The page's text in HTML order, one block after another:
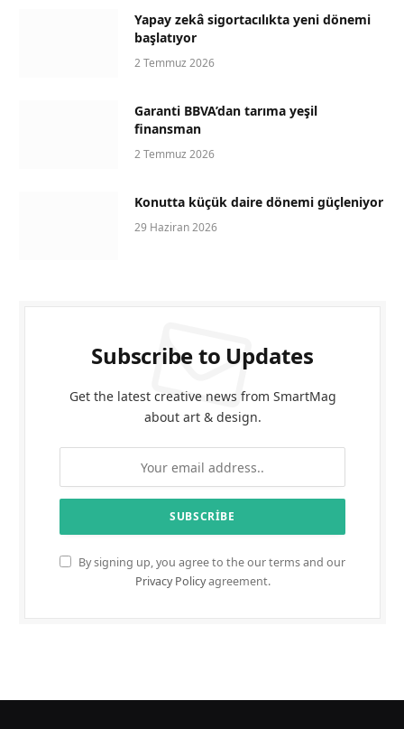
Yapay zekâ sigortacılıkta yeni dönemi
başlatıyor
2 Temmuz 2026
Garanti BBVA’dan tarıma yeşil
finansman
2 Temmuz 2026
Konutta küçük daire dönemi güçleniyor
29 Haziran 2026
Subscribe to Updates
Get the latest creative news from SmartMag
about art & design.
By signing up, you agree to the our terms and our
Privacy Policyagreement.